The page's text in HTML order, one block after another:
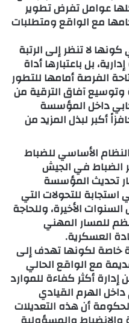
عوامل تفرض تطوير
مع الواقع ومتطلبات
لا تنظر إلى الرتبة
بل باعتبارها أداة
الفرصة أمامها للتطور
آفاق الترقية من
داخل المؤسسة
أكبر لبذل المزيد من
الأساسي للضباط
الضباط في الجيش
تحديث المؤسسة
استجابة للتحولات التي
الأخيرة، وللحاجة
للمسار المهني
العسكرية.
خاصة لكونها تهدف إلى
مع الواقع الحالي
أكثر كفاءة للموارد
الهرم القيادي
أن هذه التعديلات